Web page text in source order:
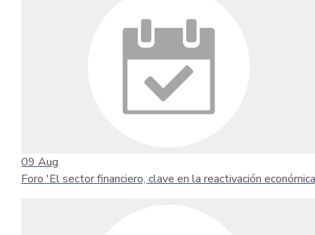
09 Aug
Foro 'El sector financiero, clave en la reactivación